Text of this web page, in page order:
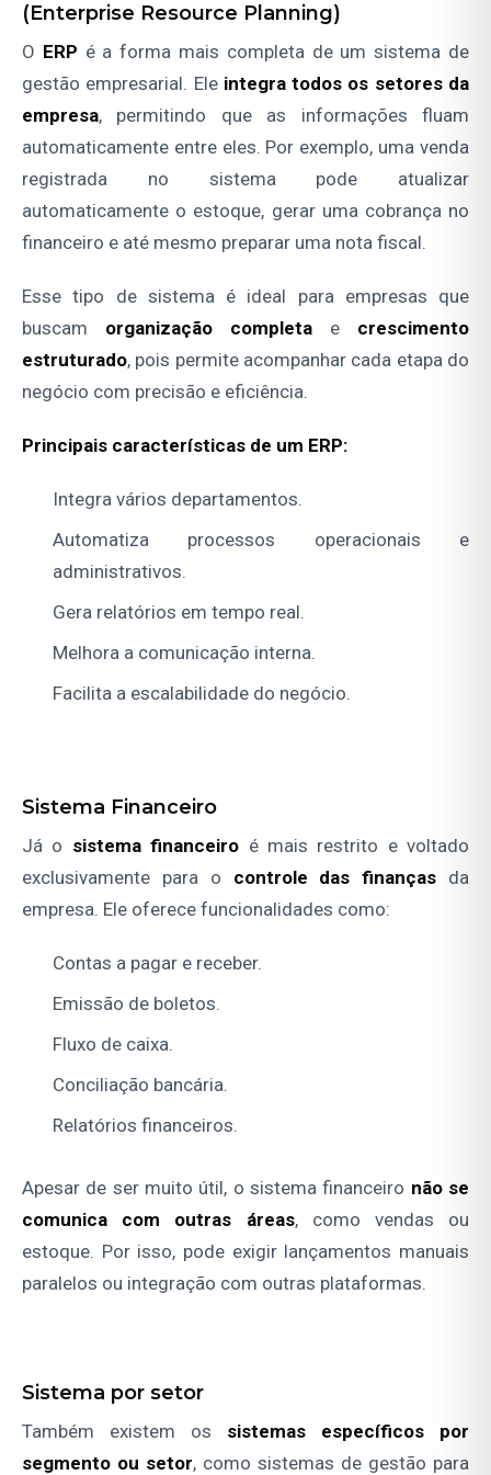
(Enterprise Resource Planning)
O ERP é a forma mais completa de um sistema de
gestão empresarial. Ele integra todos os setores da
empresa, permitindo que as informações fluam
automaticamente entre eles. Por exemplo, uma venda
registrada no sistema pode atualizar
automaticamente o estoque, gerar uma cobrança no
financeiro e até mesmo preparar uma nota fiscal.
Esse tipo de sistema é ideal para empresas que
buscam organização completa e crescimento
estruturado, pois permite acompanhar cada etapa do
negócio com precisão e eficiência.
Principais características de um ERP:
Integra vários departamentos.
Automatiza processos operacionais e
administrativos.
Gera relatórios em tempo real.
Melhora a comunicação interna.
Facilita a escalabilidade do negócio.
Sistema Financeiro
Já o sistema financeiro é mais restrito e voltado
exclusivamente para o controle das finanças da
empresa. Ele oferece funcionalidades como:
Contas a pagar e receber.
Emissão de boletos.
Fluxo de caixa.
Conciliação bancária.
Relatórios financeiros.
Apesar de ser muito útil, o sistema financeiro não se
comunica com outras áreas, como vendas ou
estoque. Por isso, pode exigir lançamentos manuais
paralelos ou integração com outras plataformas.
Sistema por setor
Também existem os sistemas específicos por
segmento ou setor, como sistemas de gestão para